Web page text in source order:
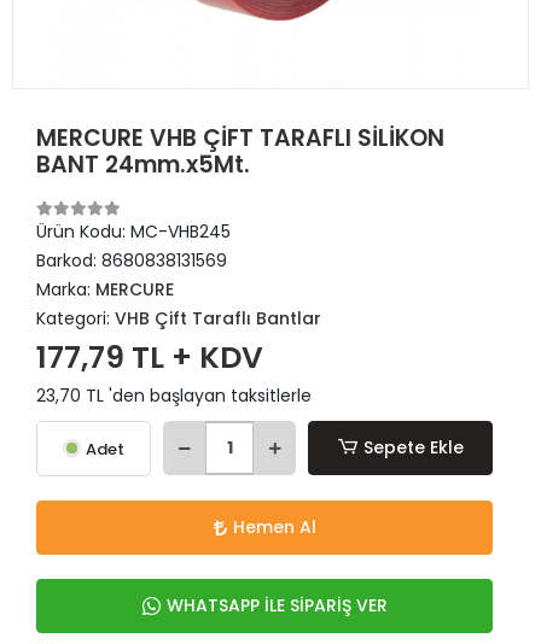
MERCURE VHB ÇİFT TARAFLI SİLİKON
BANT 24mm.x5Mt.
Ürün Kodu: MC-VHB245
Barkod: 8680838131569
Marka: MERCURE
Kategori: VHB Çift Taraflı Bantlar
177,79 TL + KDV
23,70 TL 'den başlayan taksitlerle
Adet Sepete Ekle
Hemen Al
WHATSAPP İLE SİPARİŞ VER